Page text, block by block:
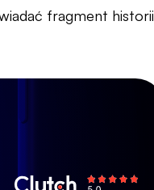
fragment historii